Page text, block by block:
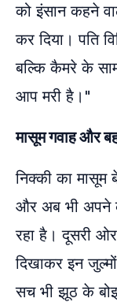
को इंसान कहने
कर दिया। पति
बल्कि कैमरे के
आप मरी है।"
मासूम गवाह और
निक्की का मासूम
और अब भी अपने
रहा है। दूसरी
दिखाकर इन
सच भी झूठ के बोझ